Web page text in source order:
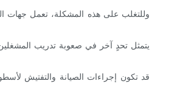
وللتغلب على هذه المشكلة، تعمل جهات
يتمثل تحدٍ آخر في صعوبة تدريب
قد تكون إجراءات الصيانة والتفتيش